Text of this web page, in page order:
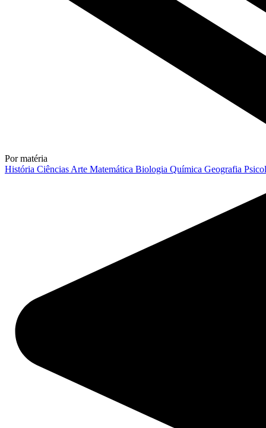
Por matéria
História Ciências Arte Matemática Biologia Química Geografia